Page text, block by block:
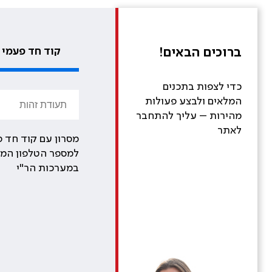
ברוכים הבאים!
כדי לצפות בתכנים
המלאים ולבצע פעולות
מהירות – עליך להתחבר
לאתר
קוד חד פעמי
מסרון עם קוד חד
למספר הטלפון
במערכות הר"י